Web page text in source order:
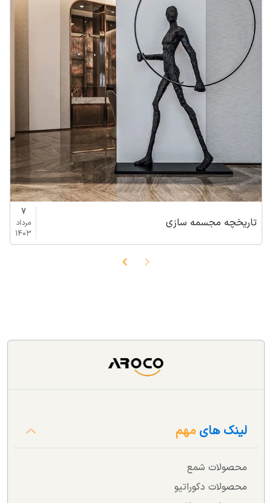
تاریخچه مجسمه سازی
7
مرداد
1403
لینک هایمهم
محصولات شمع
محصولات دکوراتیو